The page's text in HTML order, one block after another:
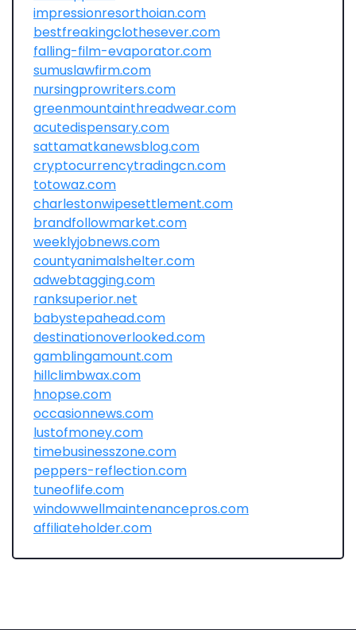
impressionresorthoian.com
bestfreakingclothesever.com
falling-film-evaporator.com
sumuslawfirm.com
nursingprowriters.com
greenmountainthreadwear.com
acutedispensary.com
sattamatkanewsblog.com
cryptocurrencytradingcn.com
totowaz.com
charlestonwipesettlement.com
brandfollowmarket.com
weeklyjobnews.com
countyanimalshelter.com
adwebtagging.com
ranksuperior.net
babystepahead.com
destinationoverlooked.com
gamblingamount.com
hillclimbwax.com
hnopse.com
occasionnews.com
lustofmoney.com
timebusinesszone.com
peppers-reflection.com
tuneoflife.com
windowwellmaintenancepros.com
affiliateholder.com